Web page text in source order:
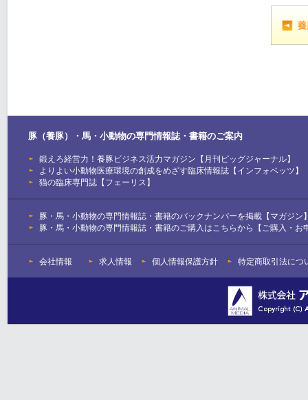
豚（養豚）・馬・小動物の専門情報誌・書籍のご案内
鍛えろ経営力！養豚ビジネス活力マガジン【月刊ピッグジャーナル】
よりよい小動物医療環境の創成をめざす臨床情報誌【インフォベッツ】
猫の臨床専門誌【フェーリス】
豚・馬・小動物の専門情報誌・書籍のバックナンバーを掲載【マガジン
豚・馬・小動物の専門情報誌・書籍のご購入はこちらから【ご購入・お
会社情報 求人情報 個人情報保護方針 特定商取引法につ